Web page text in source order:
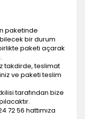
paketinde
bir durum
paketi açarak
takdirde, teslimat
ve paketi teslim
tarafından bize
72 56 hattımıza